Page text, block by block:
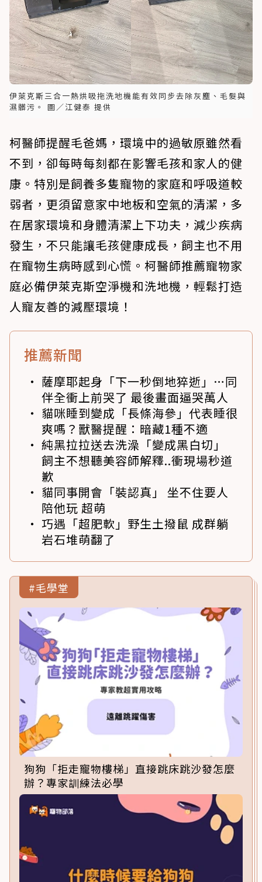
伊萊克斯三合一熱烘吸拖洗地機能有效同步去除灰塵、毛髮與
濕髒污。 圖／江健泰 提供
柯醫師提醒毛爸媽，環境中的過敏原雖然看
不到，卻每時每刻都在影響毛孩和家人的健
康。特別是飼養多隻寵物的家庭和呼吸道較
弱者，更須留意家中地板和空氣的清潔，多
在居家環境和身體清潔上下功夫，減少疾病
發生，不只能讓毛孩健康成長，飼主也不用
在寵物生病時感到心慌。柯醫師推薦寵物家
庭必備伊萊克斯空淨機和洗地機，輕鬆打造
人寵友善的減壓環境！
推薦新聞
薩摩耶起身「下一秒倒地猝逝」…同
伴全衝上前哭了 最後畫面逼哭萬人
貓咪睡到變成「長條海參」代表睡很
爽嗎？獸醫提醒：暗藏1種不適
純黑拉拉送去洗澡「變成黑白切」
飼主不想聽美容師解釋..衝現場秒道
歉
貓同事開會「裝認真」 坐不住要人
陪他玩 超萌
巧遇「超肥軟」野生土撥鼠 成群躺
岩石堆萌翻了
#毛學堂
狗狗「拒走寵物樓梯」直接跳床跳沙發怎麼
辦？專家訓練法必學